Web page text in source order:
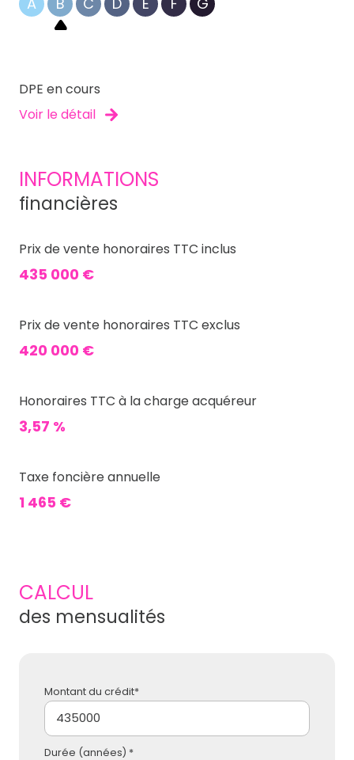
DPE en cours
Voir le détail
INFORMATIONS
financières
Prix de vente honoraires TTC inclus
435 000 €
Prix de vente honoraires TTC exclus
420 000 €
Honoraires TTC à la charge acquéreur
3,57 %
Taxe foncière annuelle
1 465 €
CALCUL
des mensualités
Montant du crédit*
Durée (années) *